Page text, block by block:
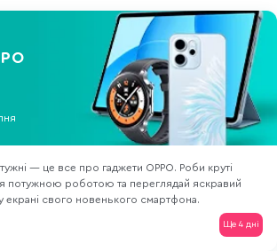
— це все про гаджети OPPO. Роби круті
потужною роботою та переглядай яскравий
екрані свого новенького смартфона.
Ще 4 дні